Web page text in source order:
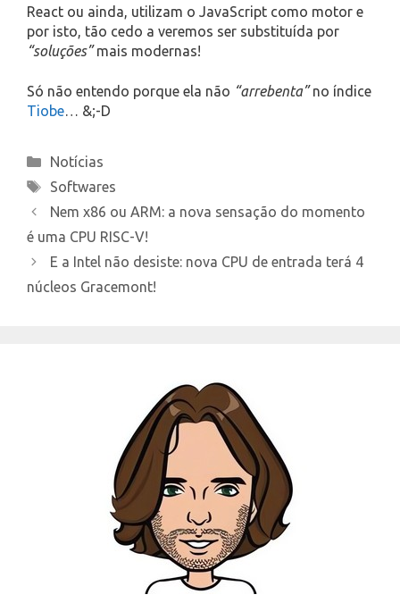
React ou ainda, utilizam o JavaScript como motor e
por isto, tão cedo a veremos ser substituída por
“soluções”mais modernas!
Só não entendo porque ela não “arrebenta”no índice
Tiobe… &;-D
Categories
Notícias
Tags
Softwares
Nem x86 ou ARM: a nova sensação do momento
é uma CPU RISC-V!
E a Intel não desiste: nova CPU de entrada terá 4
núcleos Gracemont!